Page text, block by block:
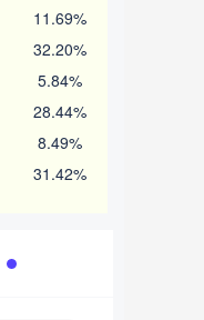
11.69%
32.20%
5.84%
28.44%
8.49%
31.42%